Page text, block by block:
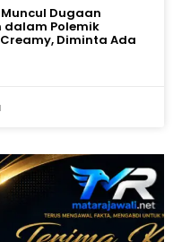
Dugaan
dalam Polemik
Diminta Ada